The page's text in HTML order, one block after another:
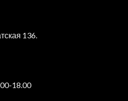
136.
18.00